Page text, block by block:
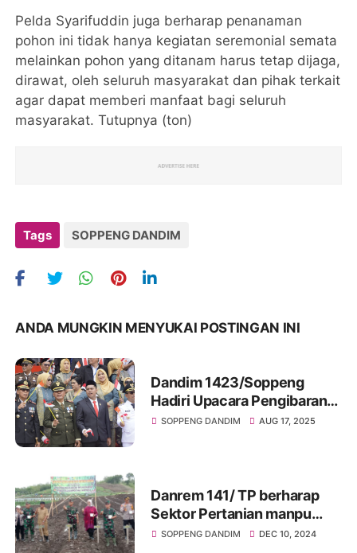
Pelda Syarifuddin juga berharap penanaman
pohon ini tidak hanya kegiatan seremonial semata
melainkan pohon yang ditanam harus tetap dijaga,
dirawat, oleh seluruh masyarakat dan pihak terkait
agar dapat memberi manfaat bagi seluruh
masyarakat. Tutupnya (ton)
Tags SOPPENG DANDIM
ANDA MUNGKIN MENYUKAI POSTINGAN INI
Dandim 1423/Soppeng
Hadiri Upacara Pengibaran
Bendera dan Bertindak
Kab.Soppeng.
SOPPENG DANDIM AUG 17, 2025
Danrem 141/ TP berharap
Sektor Pertanian manpu
ditingkatkan
SOPPENG DANDIM DEC 10, 2024